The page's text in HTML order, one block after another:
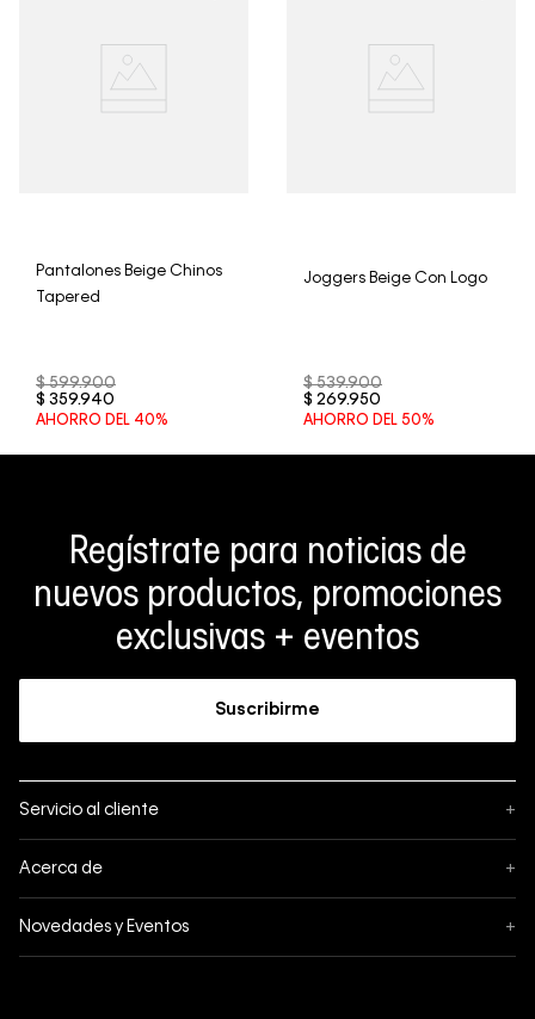
Pantalones Beige Chinos
Tapered
$ 599.900
$ 359.940
AHORRO DEL 40%
Joggers Beige Con Logo
$ 539.900
$ 269.950
AHORRO DEL 50%
Regístrate para noticias de
nuevos productos, promociones
exclusivas + eventos
Suscribirme
Servicio al cliente +
Mis pedidos
Formas de pago
Acerca de +
Política de privacidad
Novedades y Eventos +